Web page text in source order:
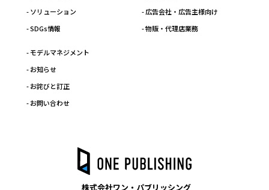
- ソリューション
- SDGs情報
- 広告会社・広告主様向け
- 物販・代理店業務
- モデルマネジメント
- お知らせ
- お詫びと訂正
- お問い合わせ
株式会社ワン・パブリッシング